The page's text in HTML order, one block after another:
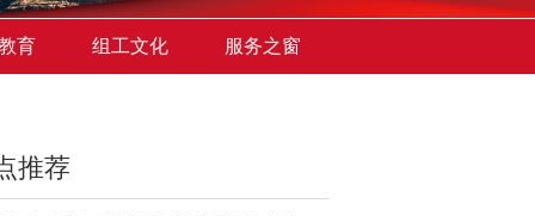
育 组工文化 服务之窗
推荐